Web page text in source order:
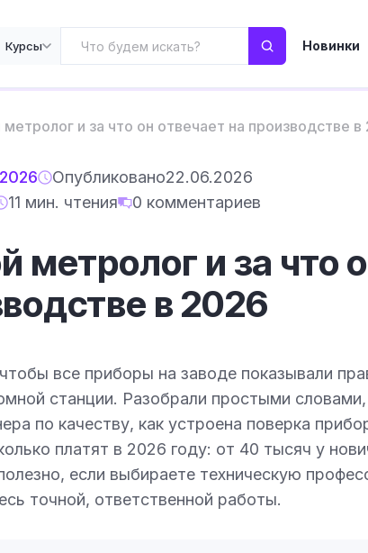
Курсы Новинки
метролог и за что он отвечает на производстве в
Опубликовано22.06.2026
11 мин. чтения 0 комментариев
метролог и за что
в 2026
все приборы на заводе показывали
станции. Разобрали простыми
по качеству, как устроена поверка
платят в 2026 году: от 40 тысяч у
если выбираете техническую
точной, ответственной работы.